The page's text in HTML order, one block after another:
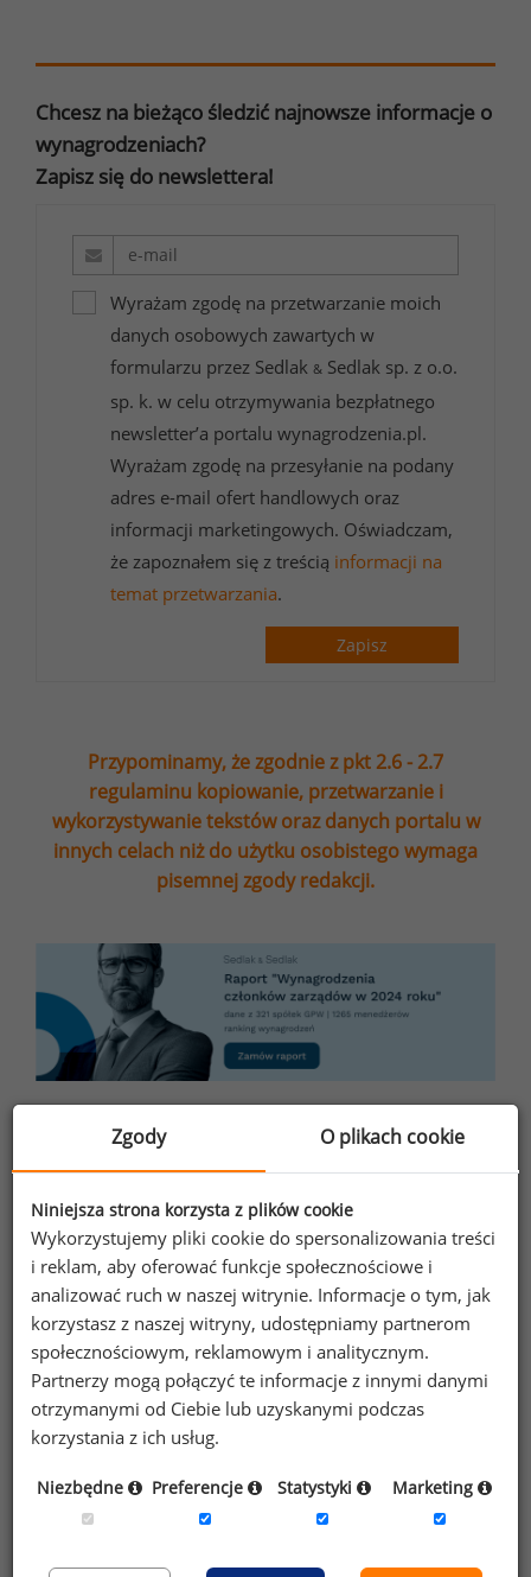
Chcesz na bieżąco śledzić najnowsze informacje o
wynagrodzeniach?
Zapisz się do newslettera!
Wyrażam zgodę na przetwarzanie moich
danych osobowych zawartych w
formularzu przez Sedlak & Sedlak sp. z o.o.
sp. k. w celu otrzymywania bezpłatnego
newsletter’a portalu wynagrodzenia.pl.
Wyrażam zgodę na przesyłanie na podany
adres e-mail ofert handlowych oraz
informacji marketingowych. Oświadczam,
że zapoznałem się z treścią informacji na
temat przetwarzania.
Zapisz
Przypominamy, że zgodnie z pkt 2.6 - 2.7
regulaminu kopiowanie, przetwarzanie i
wykorzystywanie tekstów oraz danych portalu w
innych celach niż do użytku osobistego wymaga
pisemnej zgody redakcji.
Wynagrodzenie brutto - ile to jest netto?
Wszystkie podane w artykule stawki wynagrodzeń
są kwotami brutto. Zawierają potrącane od pensji
składki na ubezpieczenia społeczne, ubezpieczenie
zdrowotne oraz zaliczkę na podatek dochodowy od
osób fizycznych.
Kalkulator brutto - netto
pozwala
na szybkie przeliczenie podanych stawek na pensję,
którą pracownik otrzyma "na rękę".
Kontakt:media@sedlak.pl
Zapraszamy do sklepu wynagrodzenia.pl
Zgody O plikach cookie
Niniejsza strona korzysta z plików cookie
Wykorzystujemy pliki cookie do spersonalizowania treści
i reklam, aby oferować funkcje społecznościowe i
analizować ruch w naszej witrynie. Informacje o tym, jak
korzystasz z naszej witryny, udostępniamy partnerom
społecznościowym, reklamowym i analitycznym.
Partnerzy mogą połączyć te informacje z innymi danymi
otrzymanymi od Ciebie lub uzyskanymi podczas
korzystania z ich usług.
Niezbędne Preferencje Statystyki Marketing